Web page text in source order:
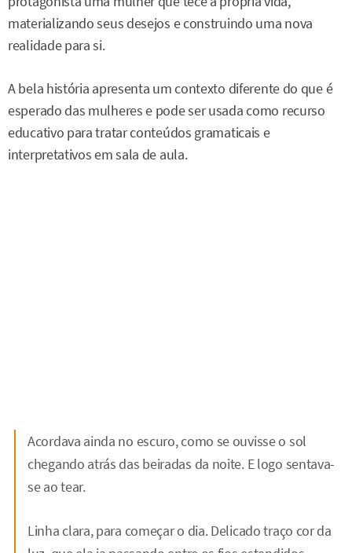
materializando seus desejos e construindo uma nova
realidade para si.
A bela história apresenta um contexto diferente do que é
esperado das mulheres e pode ser usada como recurso
educativo para tratar conteúdos gramaticais e
interpretativos em sala de aula.
Acordava ainda no escuro, como se ouvisse o sol
chegando atrás das beiradas da noite. E logo sentava-
se ao tear.
Linha clara, para começar o dia. Delicado traço cor da